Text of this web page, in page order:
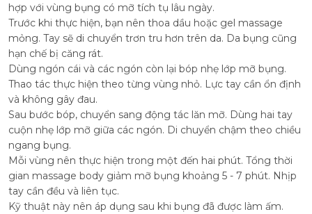
hợp với vùng bụng có mỡ tích tụ lâu ngày.
Trước khi thực hiện, bạn nên thoa dầu hoặc gel massage
mỏng. Tay sẽ di chuyển trơn tru hơn trên da. Da bụng cũng
hạn chế bị căng rát.
Dùng ngón cái và các ngón còn lại bóp nhẹ lớp mỡ bụng.
Thao tác thực hiện theo từng vùng nhỏ. Lực tay cần ổn định
và không gây đau.
Sau bước bóp, chuyển sang động tác lăn mỡ. Dùng hai tay
cuộn nhẹ lớp mỡ giữa các ngón. Di chuyển chậm theo chiều
ngang bụng.
Mỗi vùng nên thực hiện trong một đến hai phút. Tổng thời
gian massage body giảm mỡ bụng khoảng 5 - 7 phút. Nhịp
tay cần đều và liên tục.
Kỹ thuật này nên áp dụng sau khi bụng đã được làm ấm.